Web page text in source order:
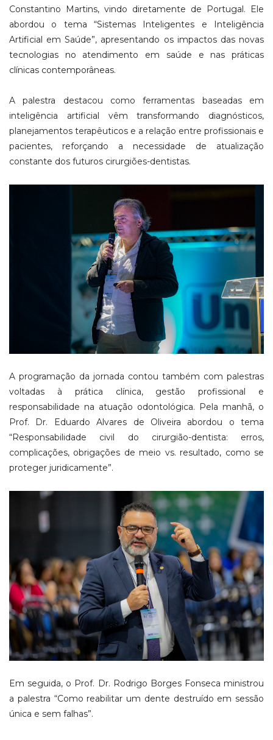
Constantino Martins, vindo diretamente de Portugal. Ele
abordou o tema “Sistemas Inteligentes e Inteligência
Artificial em Saúde”, apresentando os impactos das novas
tecnologias no atendimento em saúde e nas práticas
clínicas contemporâneas.
A palestra destacou como ferramentas baseadas em
inteligência artificial vêm transformando diagnósticos,
planejamentos terapêuticos e a relação entre profissionais e
pacientes, reforçando a necessidade de atualização
constante dos futuros cirurgiões-dentistas.
A programação da jornada contou também com palestras
voltadas à prática clínica, gestão profissional e
responsabilidade na atuação odontológica. Pela manhã, o
Prof. Dr. Eduardo Alvares de Oliveira abordou o tema
“Responsabilidade civil do cirurgião-dentista: erros,
complicações, obrigações de meio vs. resultado, como se
proteger juridicamente”.
Em seguida, o Prof. Dr. Rodrigo Borges Fonseca ministrou
a palestra “Como reabilitar um dente destruído em sessão
única e sem falhas”.